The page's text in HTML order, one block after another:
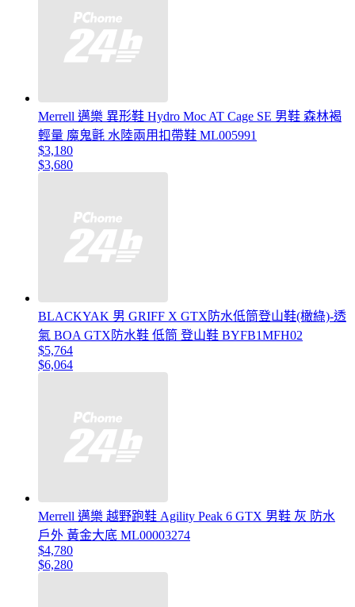
Merrell 邁樂 異形鞋 Hydro Moc AT Cage SE 男鞋 森林褐
輕量 魔鬼氈 水陸兩用扣帶鞋 ML005991
$3,180
$3,680
BLACKYAK 男 GRIFF X GTX防水低筒登山鞋(橄綠)-透
氣 BOA GTX防水鞋 低筒 登山鞋 BYFB1MFH02
$5,764
$6,064
Merrell 邁樂 越野跑鞋 Agility Peak 6 GTX 男鞋 灰 防水
戶外 黃金大底 ML00003274
$4,780
$6,280